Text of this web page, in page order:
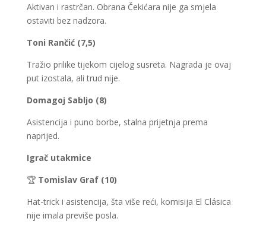
Aktivan i rastrčan. Obrana Čekićara nije ga smjela
ostaviti bez nadzora.
Toni Rančić (7,5)
Tražio prilike tijekom cijelog susreta. Nagrada je ovaj
put izostala, ali trud nije.
Domagoj Sabljo (8)
Asistencija i puno borbe, stalna prijetnja prema
naprijed.
Igrač utakmice
🏆 Tomislav Graf (10)
Hat-trick i asistencija, šta više reći, komisija El Clásica
nije imala previše posla.